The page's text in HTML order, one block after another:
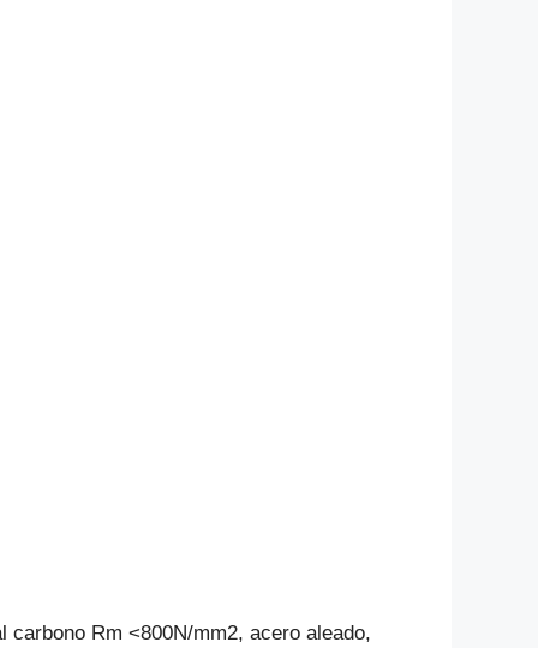
carbono Rm <800N/mm2, acero aleado,